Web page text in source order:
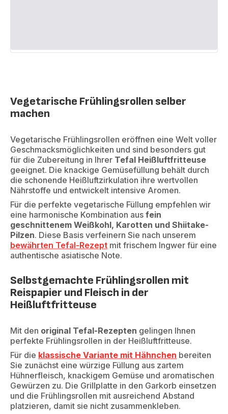
Vegetarische Frühlingsrollen selber
machen
Vegetarische Frühlingsrollen eröffnen eine Welt voller
Geschmacksmöglichkeiten und sind besonders gut
für die Zubereitung in Ihrer Tefal Heißluftfritteuse
geeignet. Die knackige Gemüsefüllung behält durch
die schonende Heißluftzirkulation ihre wertvollen
Nährstoffe und entwickelt intensive Aromen.
Für die perfekte vegetarische Füllung empfehlen wir
eine harmonische Kombination aus fein
geschnittenem Weißkohl, Karotten und Shiitake-
Pilzen. Diese Basis verfeinern Sie nach unserem
bewährten Tefal-Rezept mit frischem Ingwer für eine
authentische asiatische Note.
Selbstgemachte Frühlingsrollen mit
Reispapier und Fleisch in der
Heißluftfritteuse
Mit den original Tefal-Rezepten gelingen Ihnen
perfekte Frühlingsrollen in der Heißluftfritteuse.
Für die klassische Variante mit Hähnchen bereiten
Sie zunächst eine würzige Füllung aus zartem
Hühnerfleisch, knackigem Gemüse und aromatischen
Gewürzen zu. Die Grillplatte in den Garkorb einsetzen
und die Frühlingsrollen mit ausreichend Abstand
platzieren, damit sie nicht zusammenkleben.